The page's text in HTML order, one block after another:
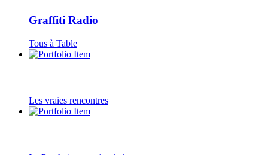
Graffiti Radio
Tous à Table
Les vraies rencontres